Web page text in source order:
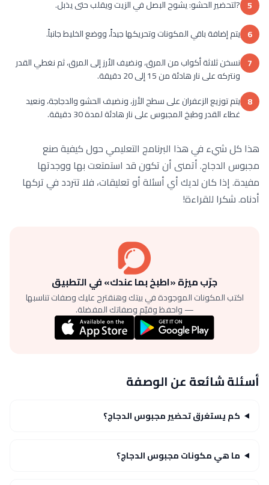
5 ?لتحضير الحشو: يشوح البصل في الزيت ويقلب حتى يذبل.
6 يتم إضافة باقي المكونات وتحريكها جيداً، ووضع الخليط جانباً.
7 نسخن ثلاثة أكواب من المرق، ونضيف الأرز إلى المرق، ثم نغطي القدر
ونتركه على نار هادئة من 15 إلى 20 دقيقة.
8 يتم توزيع الزعفران على سطح الأرز، ونضيف الحشو والدجاجة، ونعيد
غطاء القدر وطبخ المجبوس على نار هادئة لمدة 30 دقيقة.
هذا كل شيء في هذا البرنامج التعليمي حول كيفية صنع
مجبوس الدجاج. أتمنى أن تكون قد استمتعت بها ووجدتها
مفيدة. إذا كان لديك أي أسئلة أو تعليقات، فلا تتردد في تركها
أدناه. شكرا للقراءة!
جرّب ميزة «اطبخ بما عندك» في التطبيق
اكتب المكونات الموجودة في بيتك وهنقترح عليك وصفات تناسبها
— واحفظ وقيّم وصفاتك المفضلة.
أسئلة شائعة عن الوصفة
كم يستغرق تحضير مجبوس الدجاج؟
ما هي مكونات مجبوس الدجاج؟